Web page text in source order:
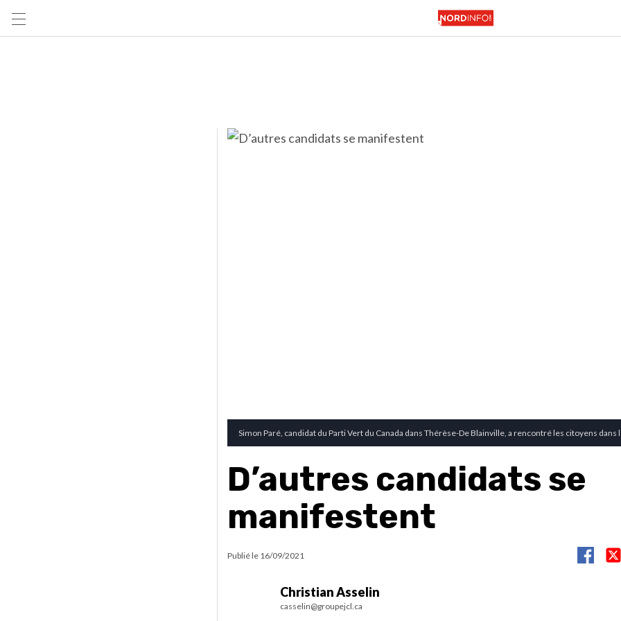
Simon Paré, candidat du Parti Vert du Canada dans Thérèse-De Blainville, a rencontré les citoyens dans
D’autres candidats se
manifestent
Publié le 16/09/2021
Christian Asselin
casselin@groupejcl.ca